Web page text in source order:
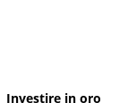
Investire in oro